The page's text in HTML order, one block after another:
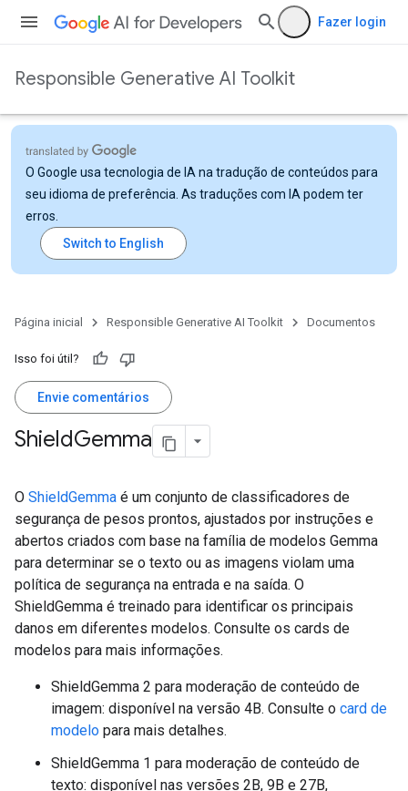
Fazer login
Responsible Generative AI Toolkit
O Google usa tecnologia de IA na tradução de conteúdos para
seu idioma de preferência. As traduções com IA podem ter
erros.
Página inicial Responsible Generative AI Toolkit Documentos
Isso foi útil?
Envie comentários
ShieldGemma
O ShieldGemma é um conjunto de classificadores de
segurança de pesos prontos, ajustados por instruções e
abertos criados com base na família de modelos Gemma
para determinar se o texto ou as imagens violam uma
política de segurança na entrada e na saída. O
ShieldGemma é treinado para identificar os principais
danos em diferentes modelos. Consulte os cards de
modelos para mais informações.
ShieldGemma 2 para moderação de conteúdo de
imagem: disponível na versão 4B. Consulte o card de
modelo para mais detalhes.
ShieldGemma 1 para moderação de conteúdo de
texto: disponível nas versões 2B, 9B e 27B,